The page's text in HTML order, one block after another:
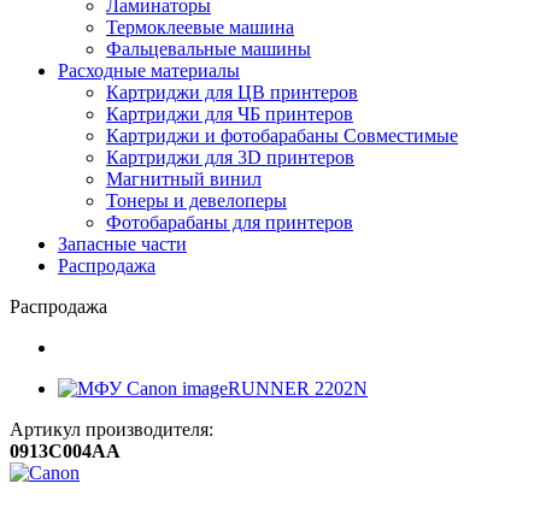
Ламинаторы
Термоклеевые машина
Фальцевальные машины
Расходные материалы
Картриджи для ЦВ принтеров
Картриджи для ЧБ принтеров
Картриджи и фотобарабаны Совместимые
Картриджи для 3D принтеров
Магнитный винил
Тонеры и девелоперы
Фотобарабаны для принтеров
Запасные части
Распродажа
Распродажа
Артикул производителя:
0913C004AA